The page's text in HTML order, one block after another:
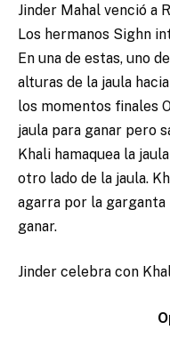
Jinder Mahal venció a
Los hermanos Sighn
En una de estas, uno
alturas de la jaula
los momentos finales
jaula para ganar pero
Khali hamaquea la
otro lado de la jaula.
agarra por la garganta
ganar.
Jinder celebra con